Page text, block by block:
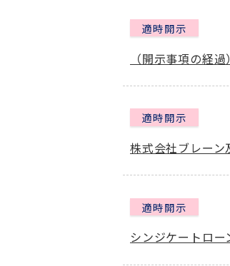
適時開示
（開示事項の経
適時開示
株式会社ブレー
適時開示
シンジケートロ